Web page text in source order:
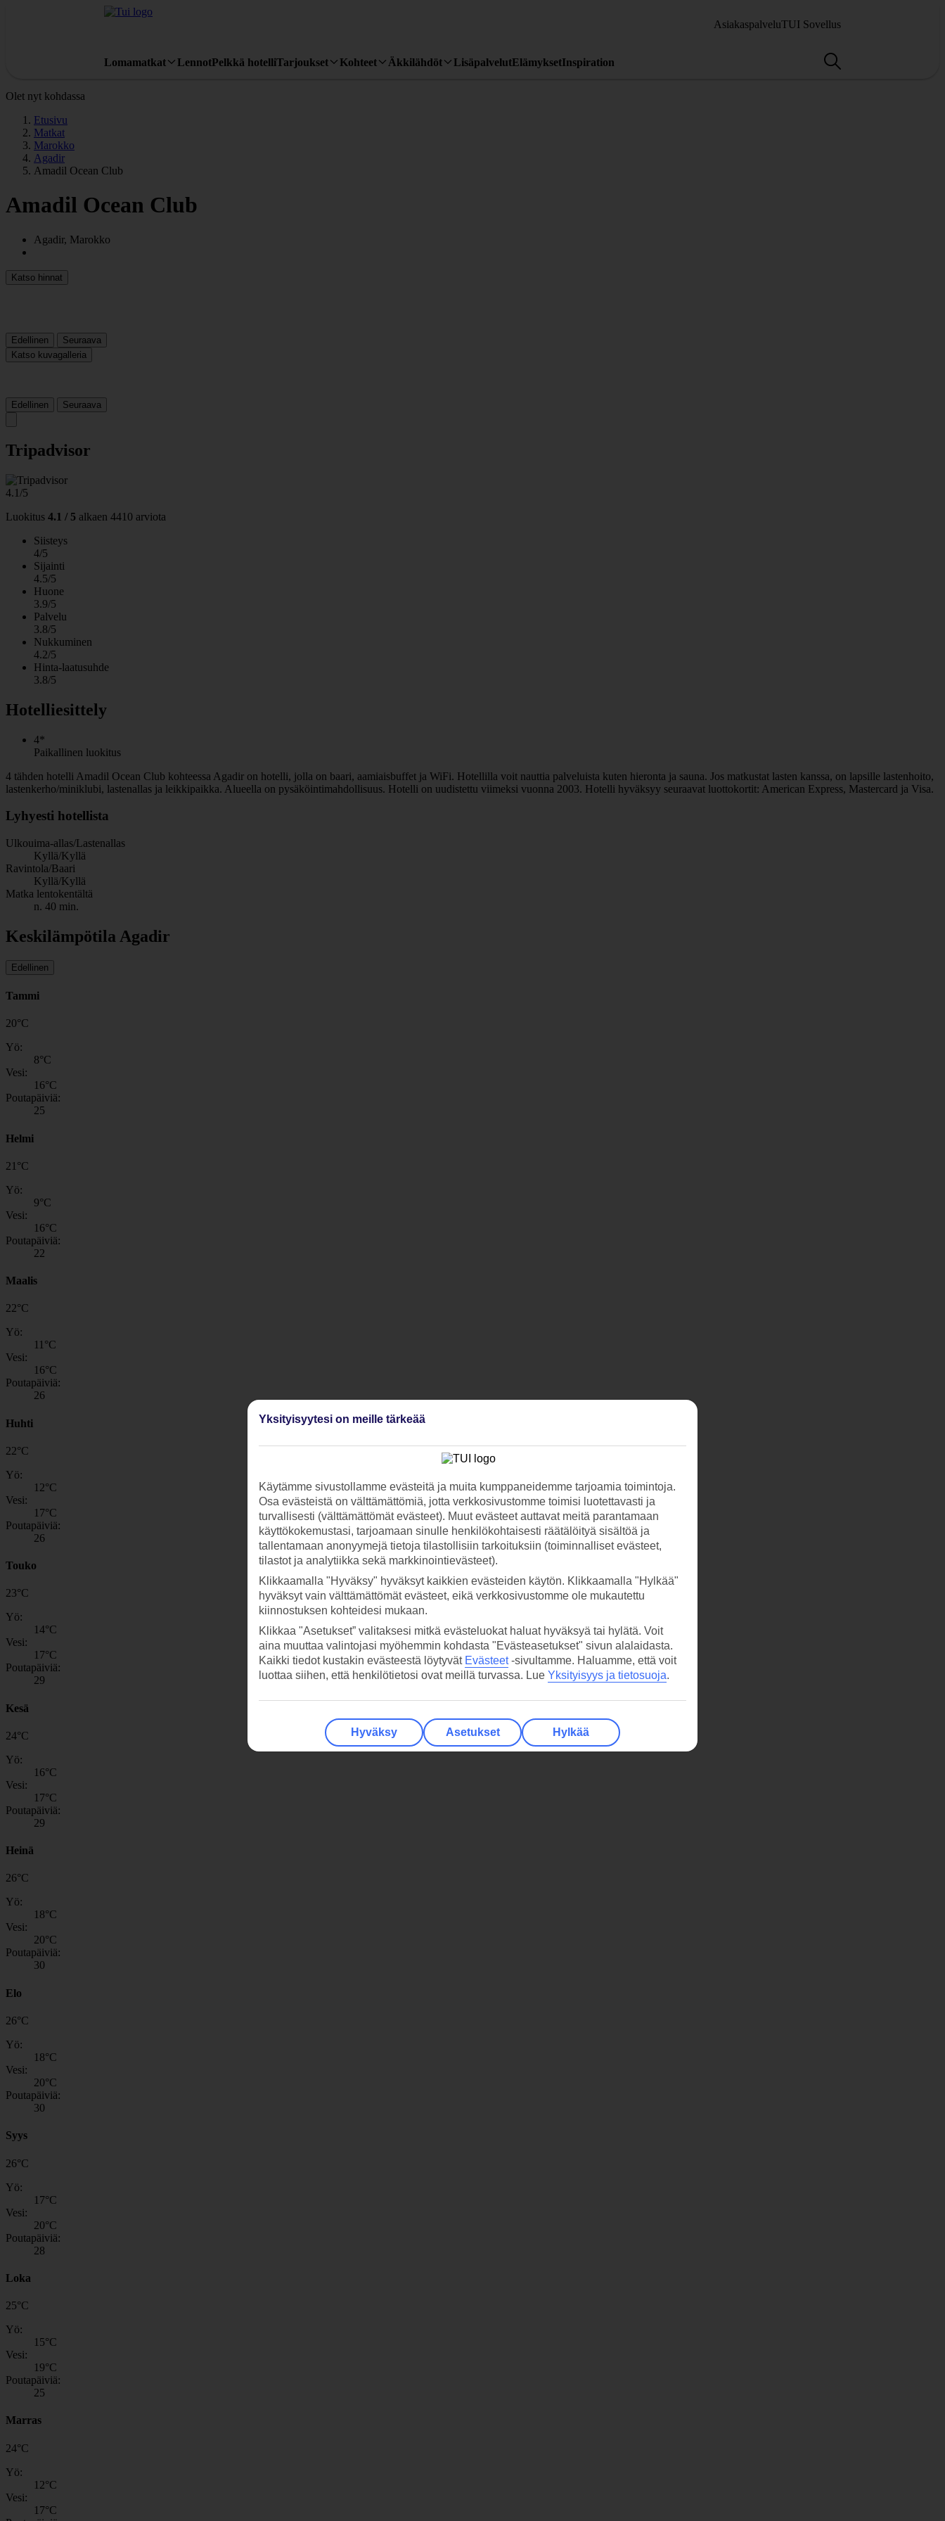
AsiakaspalveluTUI Sovellus
Lomamatkat LennotPelkkä hotelliTarjoukset Kohteet Äkkilähdöt LisäpalvelutElämyksetInspiration
Olet nyt kohdassa
Etusivu
Matkat
Marokko
Agadir
Amadil Ocean Club
Amadil Ocean Club
Agadir, Marokko
Katso hinnat
Edellinen
Seuraava
Katso kuvagalleria
Edellinen Seuraava
Tripadvisor
4.1/5
Luokitus 4.1 / 5 alkaen 4410 arviota
Siisteys
4/5
Sijainti
4.5/5
Huone
3.9/5
Palvelu
3.8/5
Nukkuminen
4.2/5
Hinta-laatusuhde
3.8/5
Hotelliesittely
4*
Paikallinen luokitus
4 tähden hotelli Amadil Ocean Club kohteessa Agadir on hotelli, jolla on baari, aamiaisbuffet ja WiFi. Hotellilla voit nauttia palveluista kuten hieronta ja sauna. Jos matkustat lasten kanssa, on lapsille lastenhoito,
lastenkerho/miniklubi, lastenallas ja leikkipaikka. Alueella on pysäköintimahdollisuus. Hotelli on uudistettu viimeksi vuonna 2003. Hotelli hyväksyy seuraavat luottokortit: American Express, Mastercard ja Visa.
Lyhyesti hotellista
Ulkouima-allas/Lastenallas
Kyllä/Kyllä
Ravintola/Baari
Kyllä/Kyllä
Matka lentokentältä
n. 40 min.
Keskilämpötila Agadir
Edellinen
Tammi
20°C
Yö:
8°C
Vesi:
16°C
Poutapäiviä:
25
Helmi
21 °C
Yö:
9°C
Vesi:
16°C
Poutapäiviä:
22
Maalis
22°C
Yö:
11 °C
Vesi:
16°C
Poutapäiviä:
26
Huhti
22°C
Yö:
12°C
Vesi:
17°C
Poutapäiviä:
26
Touko
23°C
Yö:
14°C
Vesi:
17°C
Poutapäiviä:
29
Kesä
24°C
Yö:
16°C
Vesi:
17°C
Poutapäiviä:
29
Heinä
26°C
Yö:
18°C
Vesi:
20°C
Poutapäiviä:
30
Elo
26°C
Yö:
18°C
Vesi:
20°C
Poutapäiviä:
30
Syys
26°C
Yö:
17°C
Vesi:
20°C
Poutapäiviä:
28
Loka
25°C
Yö:
15°C
Vesi:
19°C
Poutapäiviä:
25
Marras
24°C
Yö:
12°C
Vesi:
17°C
Yksityisyytesi on meille tärkeää
Käytämme sivustollamme evästeitä ja muita kumppaneidemme tarjoamia toimintoja.
Osa evästeistä on välttämättömiä, jotta verkkosivustomme toimisi luotettavasti ja
turvallisesti (välttämättömät evästeet). Muut evästeet auttavat meitä parantamaan
käyttökokemustasi, tarjoamaan sinulle henkilökohtaisesti räätälöityä sisältöä ja
tallentamaan anonyymejä tietoja tilastollisiin tarkoituksiin (toiminnalliset evästeet,
tilastot ja analytiikka sekä markkinointievästeet).
Klikkaamalla "Hyväksy" hyväksyt kaikkien evästeiden käytön. Klikkaamalla "Hylkää"
hyväksyt vain välttämättömät evästeet, eikä verkkosivustomme ole mukautettu
kiinnostuksen kohteidesi mukaan.
Klikkaa "Asetukset” valitaksesi mitkä evästeluokat haluat hyväksyä tai hylätä. Voit
aina muuttaa valintojasi myöhemmin kohdasta "Evästeasetukset" sivun alalaidasta.
Kaikki tiedot kustakin evästeestä löytyvät Evästeet-sivultamme. Haluamme, että voit
luottaa siihen, että henkilötietosi ovat meillä turvassa. Lue Yksityisyys ja tietosuoja.
Hyväksy Asetukset Hylkää